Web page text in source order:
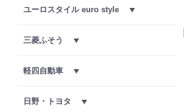
ユーロスタイル euro style
三菱ふそう
軽四自動車
日野・トヨタ